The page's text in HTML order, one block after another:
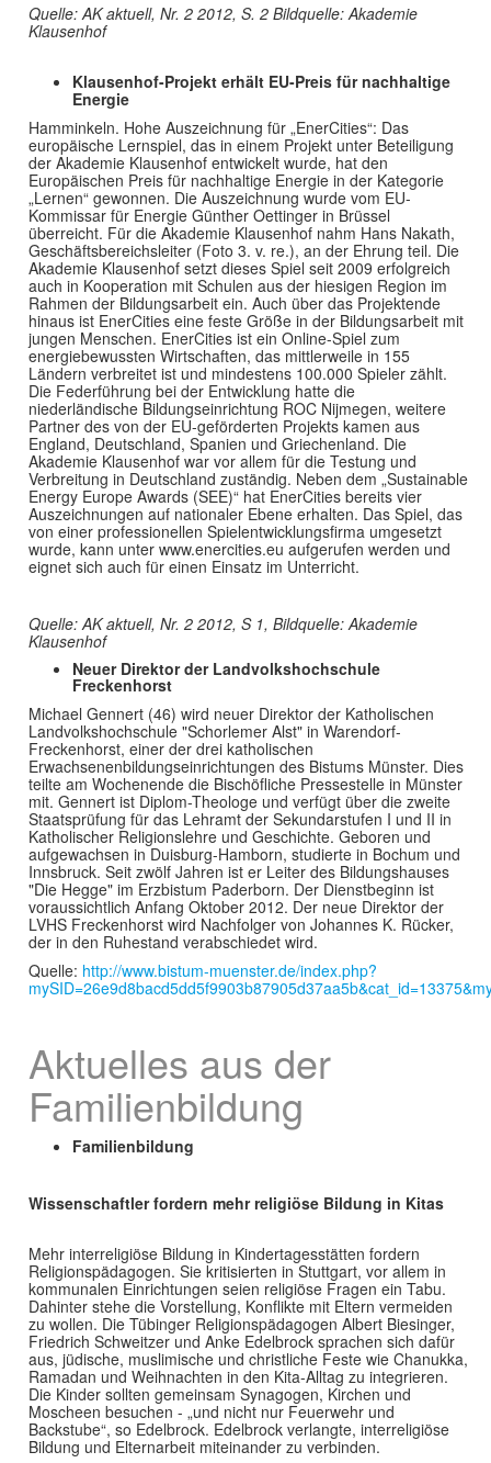
Quelle: AK aktuell, Nr. 2 2012, S. 2 Bildquelle: Akademie
Klausenhof
Klausenhof-Projekt erhält EU-Preis für nachhaltige
Energie
Hamminkeln. Hohe Auszeichnung für „EnerCities“: Das
europäische Lernspiel, das in einem Projekt unter Beteiligung
der Akademie Klausenhof entwickelt wurde, hat den
Europäischen Preis für nachhaltige Energie in der Kategorie
„Lernen“ gewonnen. Die Auszeichnung wurde vom EU-
Kommissar für Energie Günther Oettinger in Brüssel
überreicht. Für die Akademie Klausenhof nahm Hans Nakath,
Geschäftsbereichsleiter (Foto 3. v. re.), an der Ehrung teil. Die
Akademie Klausenhof setzt dieses Spiel seit 2009 erfolgreich
auch in Kooperation mit Schulen aus der hiesigen Region im
Rahmen der Bildungsarbeit ein. Auch über das Projektende
hinaus ist EnerCities eine feste Größe in der Bildungsarbeit mit
jungen Menschen. EnerCities ist ein Online-Spiel zum
energiebewussten Wirtschaften, das mittlerweile in 155
Ländern verbreitet ist und mindestens 100.000 Spieler zählt.
Die Federführung bei der Entwicklung hatte die
niederländische Bildungseinrichtung ROC Nijmegen, weitere
Partner des von der EU-geförderten Projekts kamen aus
England, Deutschland, Spanien und Griechenland. Die
Akademie Klausenhof war vor allem für die Testung und
Verbreitung in Deutschland zuständig. Neben dem „Sustainable
Energy Europe Awards (SEE)“ hat EnerCities bereits vier
Auszeichnungen auf nationaler Ebene erhalten. Das Spiel, das
von einer professionellen Spielentwicklungsfirma umgesetzt
wurde, kann unter www.enercities.eu aufgerufen werden und
eignet sich auch für einen Einsatz im Unterricht.
Quelle: AK aktuell, Nr. 2 2012, S 1, Bildquelle: Akademie
Klausenhof
Neuer Direktor der Landvolkshochschule
Freckenhorst
Michael Gennert (46) wird neuer Direktor der Katholischen
Landvolkshochschule "Schorlemer Alst" in Warendorf-
Freckenhorst, einer der drei katholischen
Erwachsenenbildungseinrichtungen des Bistums Münster. Dies
teilte am Wochenende die Bischöfliche Pressestelle in Münster
mit. Gennert ist Diplom-Theologe und verfügt über die zweite
Staatsprüfung für das Lehramt der Sekundarstufen I und II in
Katholischer Religionslehre und Geschichte. Geboren und
aufgewachsen in Duisburg-Hamborn, studierte in Bochum und
Innsbruck. Seit zwölf Jahren ist er Leiter des Bildungshauses
"Die Hegge" im Erzbistum Paderborn. Der Dienstbeginn ist
voraussichtlich Anfang Oktober 2012. Der neue Direktor der
LVHS Freckenhorst wird Nachfolger von Johannes K. Rücker,
der in den Ruhestand verabschiedet wird.
Quelle: http://www.bistum-muenster.de/index.php?
Aktuelles aus der
Familienbildung
Familienbildung
Wissenschaftler fordern mehr religiöse Bildung in Kitas
Mehr interreligiöse Bildung in Kindertagesstätten fordern
Religionspädagogen. Sie kritisierten in Stuttgart, vor allem in
kommunalen Einrichtungen seien religiöse Fragen ein Tabu.
Dahinter stehe die Vorstellung, Konflikte mit Eltern vermeiden
zu wollen. Die Tübinger Religionspädagogen Albert Biesinger,
Friedrich Schweitzer und Anke Edelbrock sprachen sich dafür
aus, jüdische, muslimische und christliche Feste wie Chanukka,
Ramadan und Weihnachten in den Kita-Alltag zu integrieren.
Die Kinder sollten gemeinsam Synagogen, Kirchen und
Moscheen besuchen - „und nicht nur Feuerwehr und
Backstube“, so Edelbrock. Edelbrock verlangte, interreligiöse
Bildung und Elternarbeit miteinander zu verbinden.